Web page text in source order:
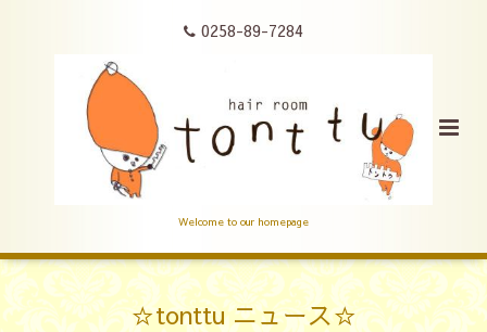
0258-89-7284
Welcome to our homepage
☆tonttu ニュース☆